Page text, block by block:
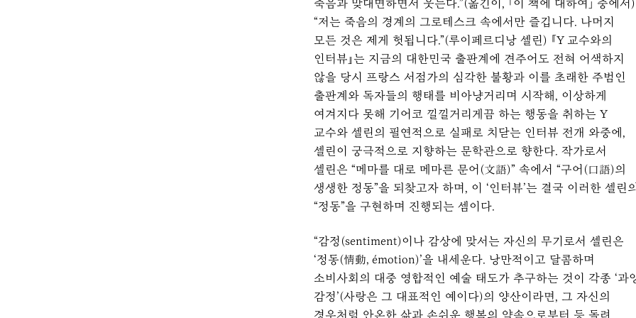
죽음과 맞대면하면서 웃는다.”(옮긴이, 「이 책에 대하여」 중에서)
“저는 죽음의 경계의 그로테스크 속에서만 즐깁니다. 나머지
모든 것은 제게 헛됩니다.”(루이페르디낭 셀린) 『Y 교수와의
인터뷰』는 지금의 대한민국 출판계에 견주어도 전혀 어색하지
않을 당시 프랑스 서점가의 심각한 불황과 이를 초래한 주범인
출판계와 독자들의 행태를 비아냥거리며 시작해, 이상하게
여겨지다 못해 기어코 낄낄거리게끔 하는 행동을 취하는 Y
교수와 셀린의 필연적으로 실패로 치닫는 인터뷰 전개 와중에,
셀린이 궁극적으로 지향하는 문학관으로 향한다. 작가로서
셀린은 “메마를 대로 메마른 문어(文語)” 속에서 “구어(口語)의
생생한 정동”을 되찾고자 하며, 이 ‘인터뷰’는 결국 이러한 셀린
“정동”을 구현하며 진행되는 셈이다.
“감정(sentiment)이나 감상에 맞서는 자신의 무기로서 셀린은
‘정동(情動, émotion)’을 내세운다. 낭만적이고 달콤하며
소비사회의 대중 영합적인 예술 태도가 추구하는 것이 각종 ‘과
감정’(사랑은 그 대표적인 예이다)의 양산이라면, 그 자신의
경우처럼 안온한 삶과 손쉬운 행복의 약속으로부터 등 돌려